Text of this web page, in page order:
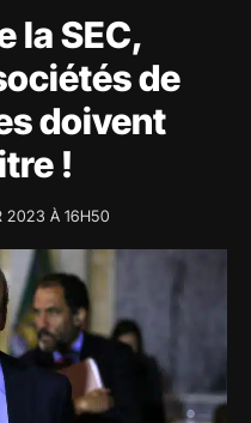
la SEC,
de
doivent
!
2023 À 16H50